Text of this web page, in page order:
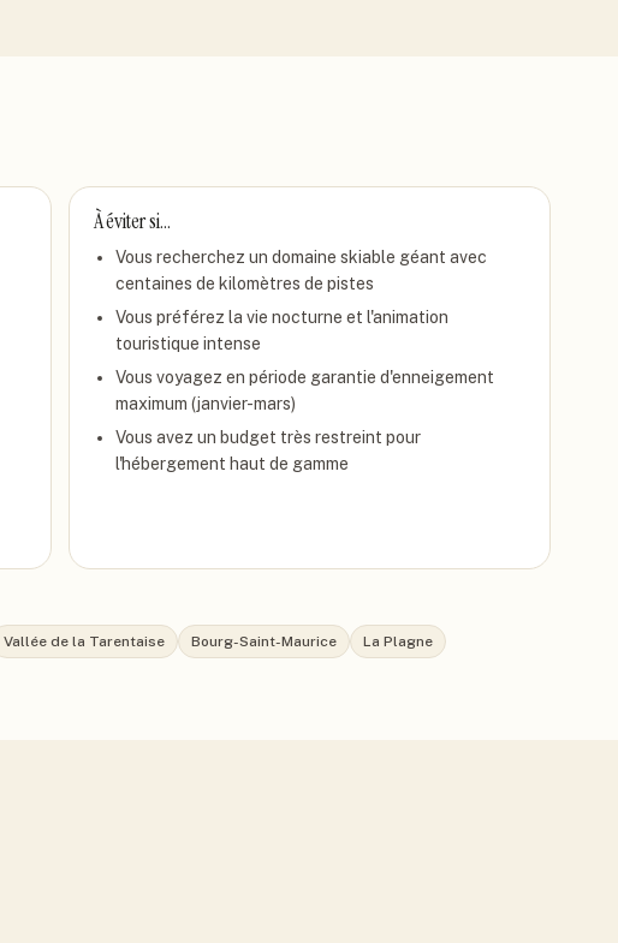
À éviter si…
Vous recherchez un domaine skiable géant avec
centaines de kilomètres de pistes
Vous préférez la vie nocturne et l'animation
touristique intense
Vous voyagez en période garantie d'enneigement
maximum (janvier-mars)
Vous avez un budget très restreint pour
l'hébergement haut de gamme
Vallée de la Tarentaise Bourg-Saint-Maurice
La Plagne